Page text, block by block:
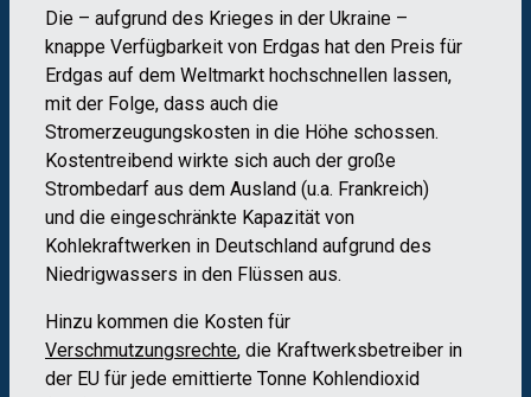
Die – aufgrund des Krieges in der Ukraine –
knappe Verfügbarkeit von Erdgas hat den Preis für
Erdgas auf dem Weltmarkt hochschnellen lassen,
mit der Folge, dass auch die
Stromerzeugungskosten in die Höhe schossen.
Kostentreibend wirkte sich auch der große
Strombedarf aus dem Ausland (u.a. Frankreich)
und die eingeschränkte Kapazität von
Kohlekraftwerken in Deutschland aufgrund des
Niedrigwassers in den Flüssen aus.
Hinzu kommen die Kosten für
Verschmutzungsrechte, die Kraftwerksbetreiber in
der EU für jede emittierte Tonne Kohlendioxid